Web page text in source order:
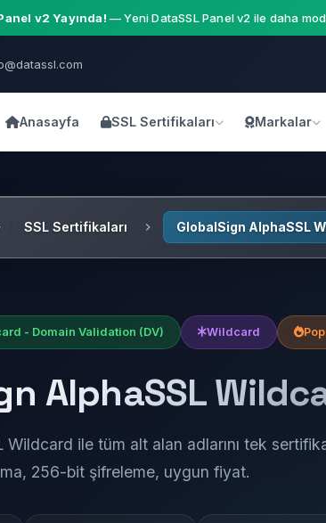
v2 Yayında! — Yeni DataSSL Panel v2 ile daha
Anasayfa SSL Sertifikaları Markalar
SSL Sertifikaları GlobalSign AlphaSSL
- Domain Validation (DV) Wildcard
AlphaSSL
Wildcard ile tüm alt alan adlarını tek
256-bit şifreleme, uygun fiyat.